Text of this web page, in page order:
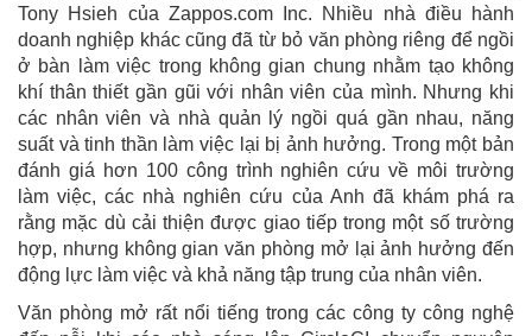
Tony Hsieh của Zappos.com Inc. Nhiều nhà điều hành
doanh nghiệp khác cũng đã từ bỏ văn phòng riêng để ngồi
ở bàn làm việc trong không gian chung nhằm tạo không
khí thân thiết gần gũi với nhân viên của mình. Nhưng khi
các nhân viên và nhà quản lý ngồi quá gần nhau, năng
suất và tinh thần làm việc lại bị ảnh hưởng. Trong một bản
đánh giá hơn 100 công trình nghiên cứu về môi trường
làm việc, các nhà nghiên cứu của Anh đã khám phá ra
rằng mặc dù cải thiện được giao tiếp trong một số trường
hợp, nhưng không gian văn phòng mở lại ảnh hưởng đến
động lực làm việc và khả năng tập trung của nhân viên.
Văn phòng mở rất nổi tiếng trong các công ty công nghệ